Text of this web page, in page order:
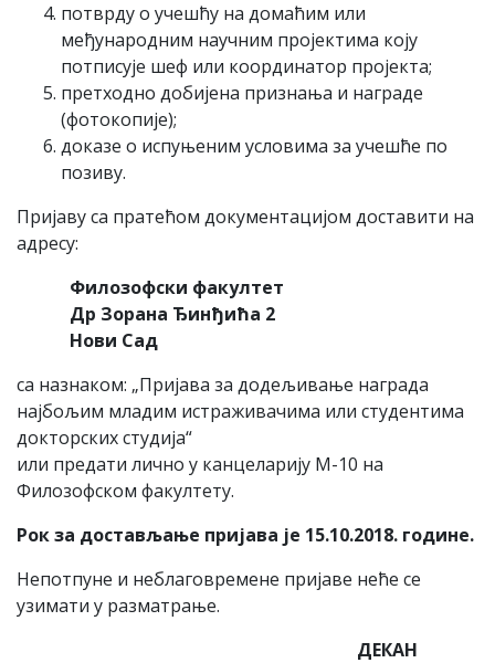
потврду о учешћу на домаћим или
међународним научним пројектима коју
потписује шеф или координатор пројекта;
претходно добијена признања и награде
(фотокопије);
доказе о испуњеним условима за учешће по
позиву.
Пријаву са пратећом документацијом доставити на
адресу:
Филозофски факултет
Др Зорана Ђинђића 2
Нови Сад
са назнаком: „Пријава за додељивање награда
најбољим младим истраживачима или студентима
докторских студија“
или предати лично у канцеларију M-10 на
Филозофском факултету.
Рок за достављање пријава је 15.10.2018. године.
Непотпуне и неблаговремене пријаве неће се
узимати у разматрање.
ДЕКАН